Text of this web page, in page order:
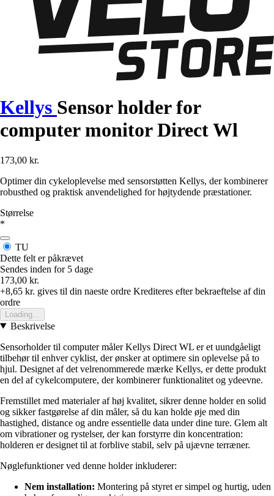
Kellys Sensor holder for
computer monitor Direct Wl
173,00 kr.
Optimer din cykeloplevelse med sensorstøtten Kellys, der kombinerer
robusthed og praktisk anvendelighed for højtydende præstationer.
Størrelse
*
TU
Dette felt er påkrævet
Sendes inden for 5 dage
173,00 kr.
+8,65 kr. gives til din naeste ordre Krediteres efter bekraeftelse af din
ordre
Loading...
Beskrivelse
Sensorholder til computer måler Kellys Direct WL er et uundgåeligt
tilbehør til enhver cyklist, der ønsker at optimere sin oplevelse på to
hjul. Designet af det velrenommerede mærke Kellys, er dette produkt
en del af cykelcomputere, der kombinerer funktionalitet og ydeevne.
Fremstillet med materialer af høj kvalitet, sikrer denne holder en solid
og sikker fastgørelse af din måler, så du kan holde øje med din
hastighed, distance og andre essentielle data under dine ture. Glem alt
om vibrationer og rystelser, der kan forstyrre din koncentration:
holderen er designet til at forblive stabil, selv på ujævne terræner.
Nøglefunktioner ved denne holder inkluderer:
Nem installation: Montering på styret er simpel og hurtig, uden